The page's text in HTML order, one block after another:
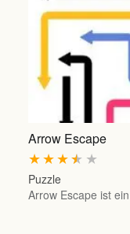
Arrow Escape
★
★
★
★
★
Puzzle
Arrow Escape ist